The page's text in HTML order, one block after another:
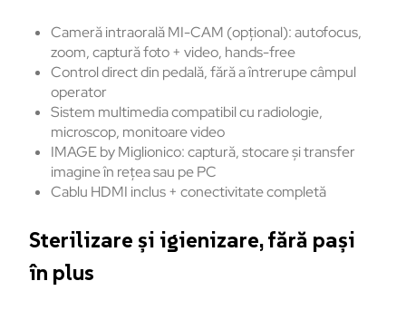
Cameră intraorală MI-CAM (opțional): autofocus,
zoom, captură foto + video, hands-free
Control direct din pedală, fără a întrerupe câmpul
operator
Sistem multimedia compatibil cu radiologie,
microscop, monitoare video
IMAGE by Miglionico: captură, stocare și transfer
imagine în rețea sau pe PC
Cablu HDMI inclus + conectivitate completă
Sterilizare și igienizare, fără pași
în plus